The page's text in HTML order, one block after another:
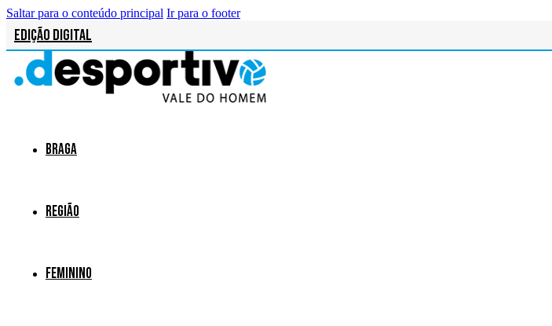
Saltar para o conteúdo principal Ir para o footer
Edição Digital
Braga
Região
Feminino